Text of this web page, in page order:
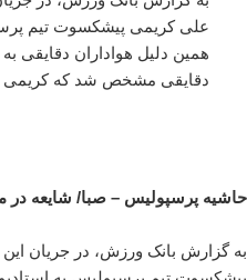
علی کریمی پیشکسوت تیم
همین دلیل هواداران دقایقی به
دقایقی مشخص شد که کریمی
حاشیه پرسپولیس – صبا/ شایعه در
به گزارش بانک ورزش، در جریان